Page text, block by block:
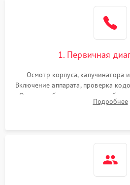
1. Первичная
Осмотр корпуса, капучинатора
Включение аппарата, проверка
Оценка работы помпы,
Измерение температуры иПодробнее